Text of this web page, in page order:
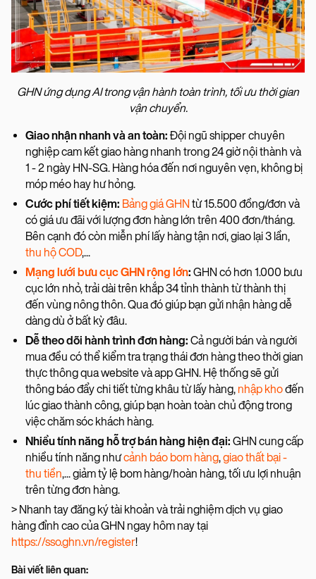
GHN ứng dụng AI trong vận hành toàn trình, tối ưu thời gian
vận chuyển.
Giao nhận nhanh và an toàn:Đội ngũ shipper chuyên
nghiệp cam kết giao hàng nhanh trong 24 giờ nội thành và
1 - 2 ngày HN-SG. Hàng hóa đến nơi nguyên vẹn, không bị
móp méo hay hư hỏng.
Cước phí tiết kiệm: Bảng giá GHNtừ 15.500 đồng/đơn và
có giá ưu đãi với lượng đơn hàng lớn trên 400 đơn/tháng.
Bên cạnh đó còn miễn phí lấy hàng tận nơi, giao lại 3 lần,
thu hộ COD,...
Mạng lưới bưu cục GHN rộng lớn: GHN có hơn 1.000 bưu
cục lớn nhỏ, trải dài trên khắp 34 tỉnh thành từ thành thị
đến vùng nông thôn. Qua đó giúp bạn gửi nhận hàng dễ
dàng dù ở bất kỳ đâu.
Dễ theo dõi hành trình đơn hàng: Cả người bán và người
mua đều có thể kiểm tra trạng thái đơn hàng theo thời gian
thực thông qua website và app GHN. Hệ thống sẽ gửi
thông báo đẩy chi tiết từng khâu từ lấy hàng, nhập khođến
lúc giao thành công, giúp bạn hoàn toàn chủ động trong
việc chăm sóc khách hàng.
Nhiều tính năng hỗ trợ bán hàng hiện đại: GHN cung cấp
nhiều tính năng nhưcảnh báo bom hàng,giao thất bại -
thu tiền,... giảm tỷ lệ bom hàng/hoàn hàng, tối ưu lợi nhuận
trên từng đơn hàng.
> Nhanh tay đăng ký tài khoản và trải nghiệm dịch vụ giao
hàng đỉnh cao của GHN ngay hôm nay tại
https://sso.ghn.vn/register!
Bài viết liên quan: